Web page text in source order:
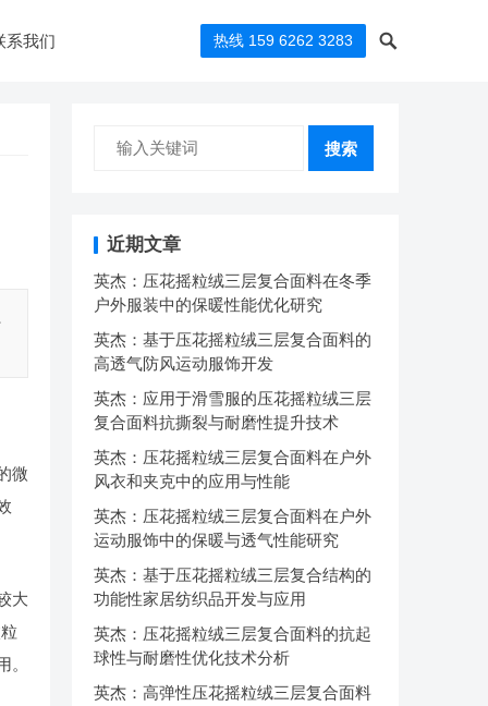
系我们 热线 159 6262 3283
微
大
搜索
近期文章
英杰：压花摇粒绒三层复合面料在冬季
户外服装中的保暖性能优化研究
英杰：基于压花摇粒绒三层复合面料的
高透气防风运动服饰开发
英杰：应用于滑雪服的压花摇粒绒三层
复合面料抗撕裂与耐磨性提升技术
英杰：压花摇粒绒三层复合面料在户外
风衣和夹克中的应用与性能
英杰：压花摇粒绒三层复合面料在户外
运动服饰中的保暖与透气性能研究
英杰：基于压花摇粒绒三层复合结构的
功能性家居纺织品开发与应用
英杰：压花摇粒绒三层复合面料的抗起
球性与耐磨性优化技术分析
英杰：高弹性压花摇粒绒三层复合面料